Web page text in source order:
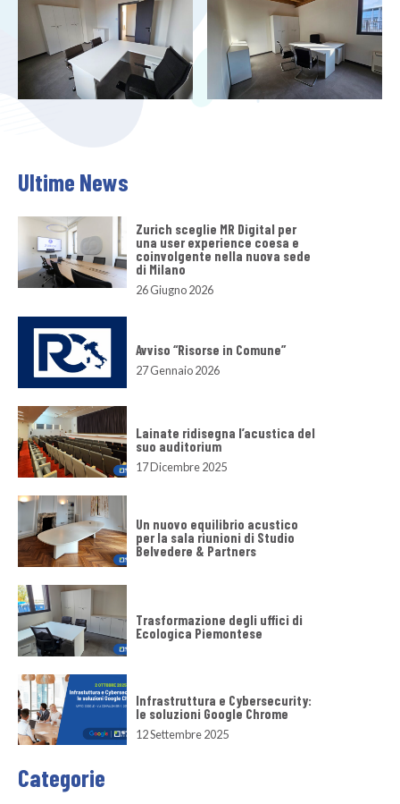
Ultime News
Zurich sceglie MR Digital per
una user experience coesa e
coinvolgente nella nuova sede
di Milano
26 Giugno 2026
Avviso “Risorse in Comune”
27 Gennaio 2026
Lainate ridisegna l’acustica del
suo auditorium
17 Dicembre 2025
Un nuovo equilibrio acustico
per la sala riunioni di Studio
Belvedere & Partners
Trasformazione degli uffici di
Ecologica Piemontese
Infrastruttura e Cybersecurity:
le soluzioni Google Chrome
12 Settembre 2025
Categorie